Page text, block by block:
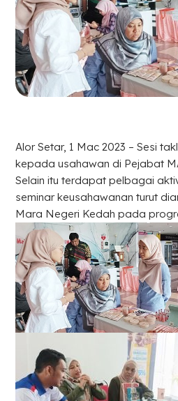
Alor Setar, 1 Mac 2023 – Sesi
kepada usahawan di Pejabat
Selain itu terdapat pelbagai
seminar keusahawanan turut
Mara Negeri Kedah pada